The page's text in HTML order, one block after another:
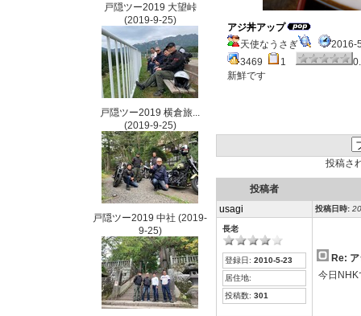
戸隠ツー2019 大望峠
(2019-9-25)
戸隠ツー2019 横倉旅...
(2019-9-25)
戸隠ツー2019 中社 (2019-
9-25)
アジ丼アップ
天使なうさぎ
3469
1
新鮮です
投稿さ
投稿者
usagi
投稿日時:
長老
登録日: 2010-5-23
居住地:
投稿数: 301
Re:
今日NHK